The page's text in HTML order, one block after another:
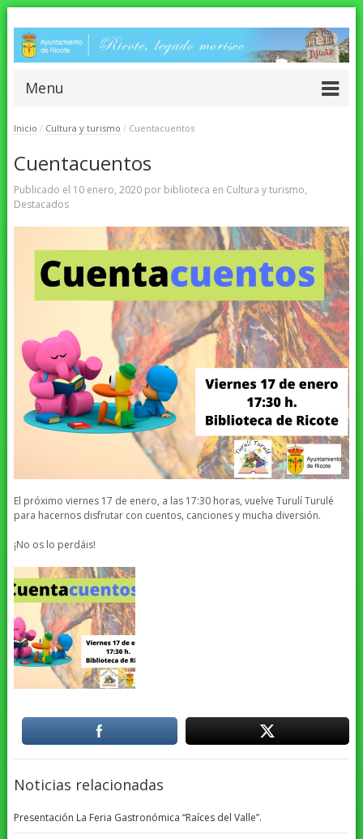
Menu
Inicio / Cultura y turismo / Cuentacuentos
Cuentacuentos
Publicado el 10 enero, 2020por biblioteca en Cultura y turismo,
Destacados
El próximo viernes 17 de enero, a las 17:30 horas, vuelve Turulí Turulé
para hacernos disfrutar con cuentos, canciones y mucha diversión.
¡No os lo perdáis!
Noticias relacionadas
Presentación La Feria Gastronómica “Raíces del Valle”.